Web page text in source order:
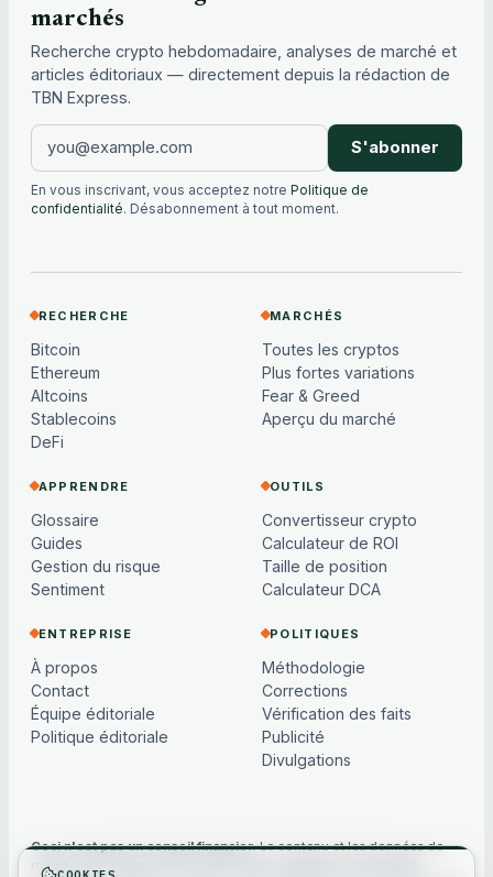
marchés
Recherche crypto hebdomadaire, analyses de marché et
articles éditoriaux — directement depuis la rédaction de
TBN Express.
S'abonner
En vous inscrivant, vous acceptez notre Politique de
confidentialité. Désabonnement à tout moment.
RECHERCHE
Bitcoin
Ethereum
Altcoins
Stablecoins
DeFi
MARCHÉS
Toutes les cryptos
Plus fortes variations
Fear & Greed
Aperçu du marché
APPRENDRE
Glossaire
Guides
Gestion du risque
Sentiment
OUTILS
Convertisseur crypto
Calculateur de ROI
Taille de position
Calculateur DCA
ENTREPRISE
À propos
Contact
Équipe éditoriale
Politique éditoriale
POLITIQUES
Méthodologie
Corrections
Vérification des faits
Publicité
Divulgations
Ceci n'est pas un conseil financier.Le contenu et les données de
marché sont fournis à titre d'information générale uniquement,